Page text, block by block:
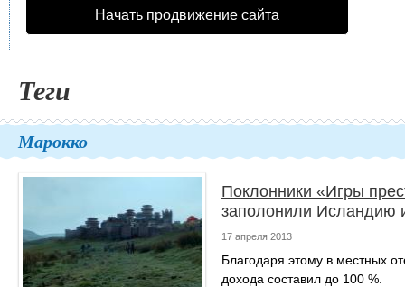
Начать продвижение сайта
Теги
Марокко
Поклонники «Игры
заполонили Исландию
17 апреля 2013
Благодаря этому в местных
дохода составил до 100 %.